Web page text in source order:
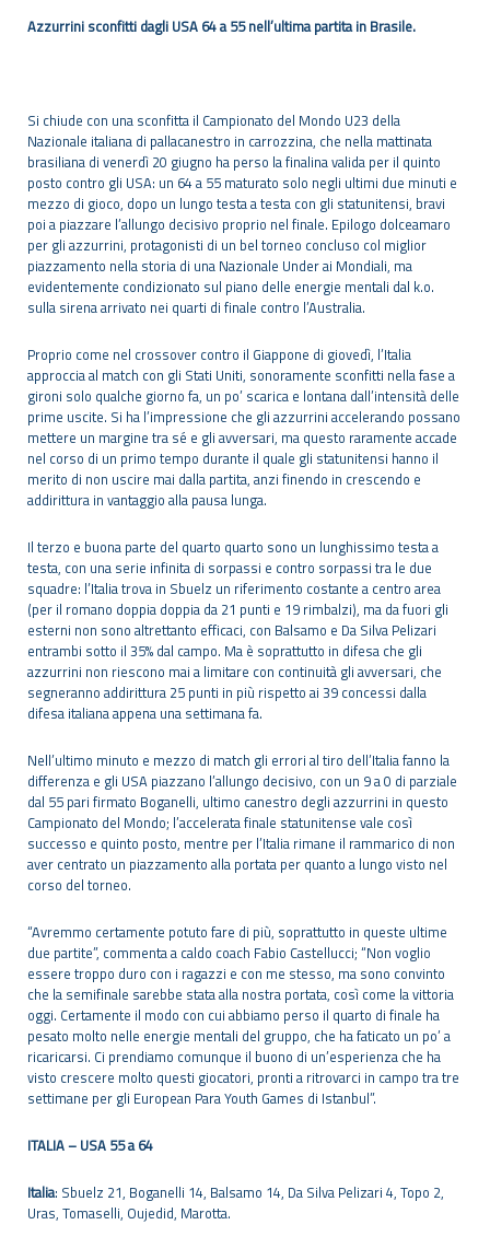
Azzurrini sconfitti dagli USA 64 a 55 nell’ultima partita in Brasile.
Si chiude con una sconfitta il Campionato del Mondo U23 della
Nazionale italiana di pallacanestro in carrozzina, che nella mattinata
brasiliana di venerdì 20 giugno ha perso la finalina valida per il quinto
posto contro gli USA: un 64 a 55 maturato solo negli ultimi due minuti e
mezzo di gioco, dopo un lungo testa a testa con gli statunitensi, bravi
poi a piazzare l’allungo decisivo proprio nel finale. Epilogo dolceamaro
per gli azzurrini, protagonisti di un bel torneo concluso col miglior
piazzamento nella storia di una Nazionale Under ai Mondiali, ma
evidentemente condizionato sul piano delle energie mentali dal k.o.
sulla sirena arrivato nei quarti di finale contro l’Australia.
Proprio come nel crossover contro il Giappone di giovedì, l’Italia
approccia al match con gli Stati Uniti, sonoramente sconfitti nella fase a
gironi solo qualche giorno fa, un po’ scarica e lontana dall’intensità delle
prime uscite. Si ha l’impressione che gli azzurrini accelerando possano
mettere un margine tra sé e gli avversari, ma questo raramente accade
nel corso di un primo tempo durante il quale gli statunitensi hanno il
merito di non uscire mai dalla partita, anzi finendo in crescendo e
addirittura in vantaggio alla pausa lunga.
Il terzo e buona parte del quarto quarto sono un lunghissimo testa a
testa, con una serie infinita di sorpassi e contro sorpassi tra le due
squadre: l’Italia trova in Sbuelz un riferimento costante a centro area
(per il romano doppia doppia da 21 punti e 19 rimbalzi), ma da fuori gli
esterni non sono altrettanto efficaci, con Balsamo e Da Silva Pelizari
entrambi sotto il 35% dal campo. Ma è soprattutto in difesa che gli
azzurrini non riescono mai a limitare con continuità gli avversari, che
segneranno addirittura 25 punti in più rispetto ai 39 concessi dalla
difesa italiana appena una settimana fa.
Nell’ultimo minuto e mezzo di match gli errori al tiro dell’Italia fanno la
differenza e gli USA piazzano l’allungo decisivo, con un 9 a 0 di parziale
dal 55 pari firmato Boganelli, ultimo canestro degli azzurrini in questo
Campionato del Mondo; l’accelerata finale statunitense vale così
successo e quinto posto, mentre per l’Italia rimane il rammarico di non
aver centrato un piazzamento alla portata per quanto a lungo visto nel
corso del torneo.
“Avremmo certamente potuto fare di più, soprattutto in queste ultime
due partite”, commenta a caldo coach Fabio Castellucci; “Non voglio
essere troppo duro con i ragazzi e con me stesso, ma sono convinto
che la semifinale sarebbe stata alla nostra portata, così come la vittoria
oggi. Certamente il modo con cui abbiamo perso il quarto di finale ha
pesato molto nelle energie mentali del gruppo, che ha faticato un po’ a
ricaricarsi. Ci prendiamo comunque il buono di un’esperienza che ha
visto crescere molto questi giocatori, pronti a ritrovarci in campo tra tre
settimane per gli European Para Youth Games di Istanbul”.
ITALIA – USA 55 a 64
Italia: Sbuelz 21, Boganelli 14, Balsamo 14, Da Silva Pelizari 4, Topo 2,
Uras, Tomaselli, Oujedid, Marotta.